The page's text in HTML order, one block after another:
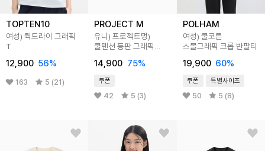
TOPTEN10
여성) 퀵드라이 그래픽
T
12,900 56%
163 5 (21)
PROJECT M
유니) 프로젝트멍)
쿨텐션 등판 그래픽
14,900 75%
쿠폰
42 5 (3)
POLHAM
여성) 쿨코튼
스몰그래픽 크롭 반팔티
19,900 60%
쿠폰 특별사이즈
50 5 (8)